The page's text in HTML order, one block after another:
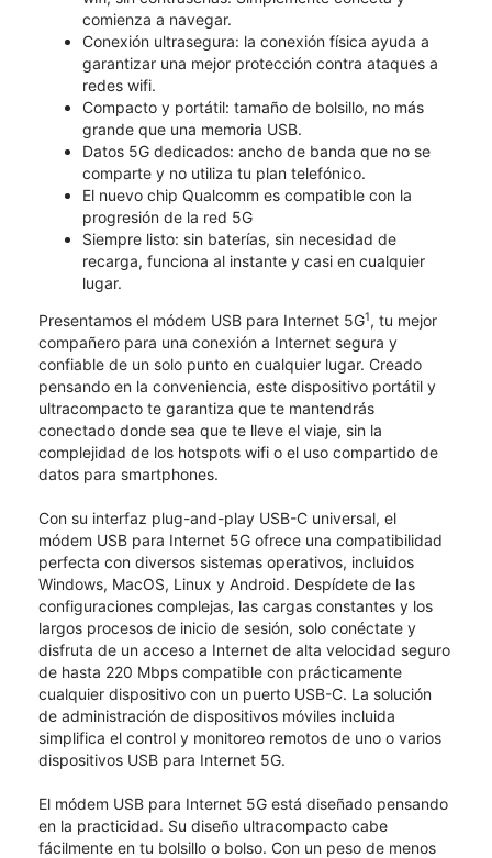
comienza a navegar.
Conexión ultrasegura: la conexión física ayuda a
garantizar una mejor protección contra ataques a
redes wifi.
Compacto y portátil: tamaño de bolsillo, no más
grande que una memoria USB.
Datos 5G dedicados: ancho de banda que no se
comparte y no utiliza tu plan telefónico.
El nuevo chip Qualcomm es compatible con la
progresión de la red 5G
Siempre listo: sin baterías, sin necesidad de
recarga, funciona al instante y casi en cualquier
lugar.
Presentamos el módem USB para Internet 5G1, tu mejor
compañero para una conexión a Internet segura y
confiable de un solo punto en cualquier lugar. Creado
pensando en la conveniencia, este dispositivo portátil y
ultracompacto te garantiza que te mantendrás
conectado donde sea que te lleve el viaje, sin la
complejidad de los hotspots wifi o el uso compartido de
datos para smartphones.
Con su interfaz plug-and-play USB-C universal, el
módem USB para Internet 5G ofrece una compatibilidad
perfecta con diversos sistemas operativos, incluidos
Windows, MacOS, Linux y Android. Despídete de las
configuraciones complejas, las cargas constantes y los
largos procesos de inicio de sesión, solo conéctate y
disfruta de un acceso a Internet de alta velocidad seguro
de hasta 220 Mbps compatible con prácticamente
cualquier dispositivo con un puerto USB-C. La solución
de administración de dispositivos móviles incluida
simplifica el control y monitoreo remotos de uno o varios
dispositivos USB para Internet 5G.
El módem USB para Internet 5G está diseñado pensando
en la practicidad. Su diseño ultracompacto cabe
fácilmente en tu bolsillo o bolso. Con un peso de menos